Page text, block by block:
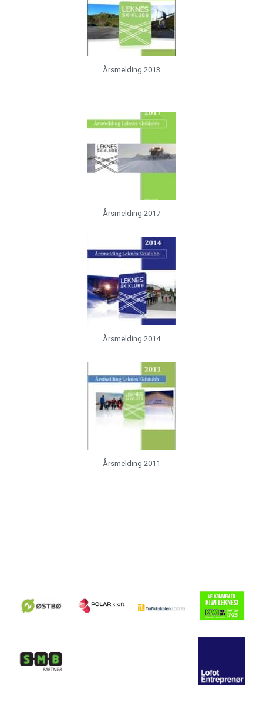
Årsmelding 2013
Årsmelding 2017
Årsmelding 2014
Årsmelding 2011